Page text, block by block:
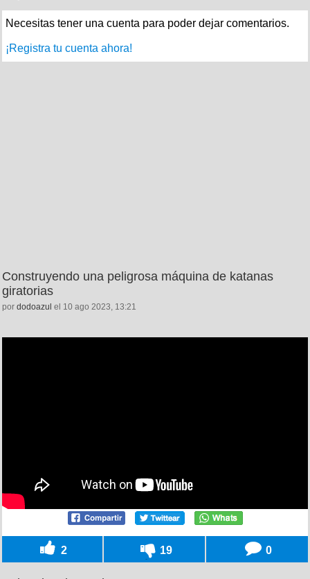
Necesitas tener una cuenta para poder dejar comentarios.
¡Registra tu cuenta ahora!
Construyendo una peligrosa máquina de katanas
giratorias
por dodoazul el 10 ago 2023, 13:21
2 19 0